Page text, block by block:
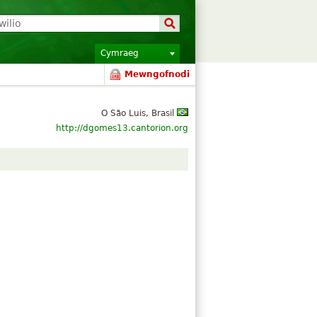
Cymraeg
Mewngofnodi
O São Luis, Brasil
http://dgomes13.cantorion.org